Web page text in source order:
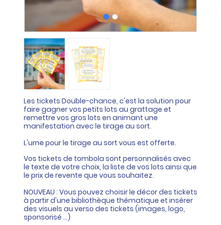
Les tickets Double-chance, c'est la solution pour
faire gagner vos petits lots au grattage et
remettre vos gros lots en animant une
manifestation avec le tirage au sort.
L'urne pour le tirage au sort vous est offerte.
Vos tickets de tombola sont personnalisés avec
le texte de votre choix, la liste de vos lots ainsi que
le prix de revente que vous souhaitez.
NOUVEAU : Vous pouvez choisir le décor des tickets
à partir d'une bibliothèque thématique et insérer
des visuels au verso des tickets (images, logo,
sponsorisé ...)